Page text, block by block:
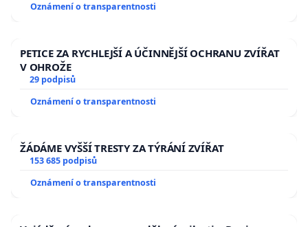
Oznámení o transparentnosti
PETICE ZA RYCHLEJŠÍ A ÚČINNĚJŠÍ OCHRANU ZVÍŘAT
V OHROŽE
29 podpisů
Oznámení o transparentnosti
ŽÁDÁME VYŠŠÍ TRESTY ZA TÝRÁNÍ ZVÍŘAT
153 685 podpisů
Oznámení o transparentnosti